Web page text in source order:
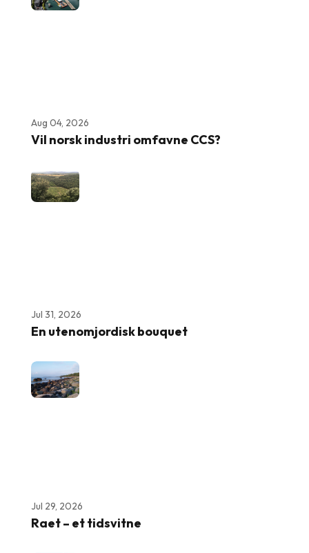
Aug 04, 2026
Vil norsk industri omfavne CCS?
Jul 31, 2026
En utenomjordisk bouquet
Jul 29, 2026
Raet – et tidsvitne